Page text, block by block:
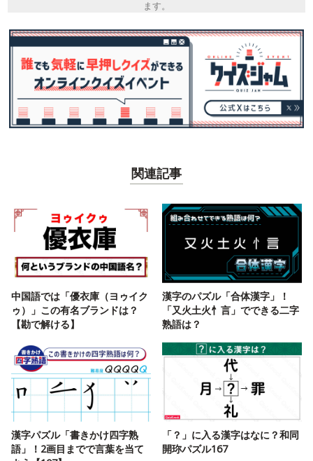
ます。
関連記事
中国語では「優衣庫（ヨゥイク
ゥ）」この有名ブランドは？
【勘で解ける】
漢字のパズル「合体漢字」！
「又火土火忄言」でできる二字
熟語は？
漢字パズル「書きかけ四字熟
語」！2画目までで言葉を当て
「？」に入る漢字はなに？和同
開珎パズル167